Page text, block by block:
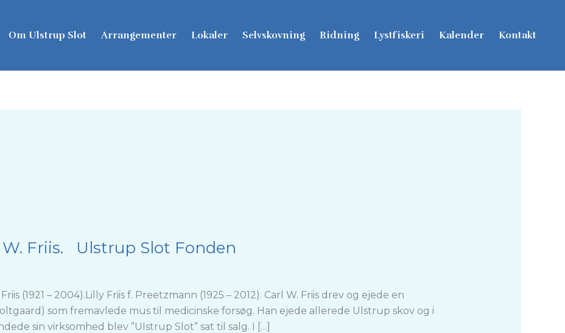
Om Ulstrup Slot Arrangementer Lokaler Selvskovning Ridning Lystfiskeri Kalender Kontakt
Friis. Ulstrup Slot Fonden
(1921 – 2004).Lilly Friis f. Preetzmann (1925 – 2012). Carl W. Friis drev og ejede en
som fremavlede mus til medicinske forsøg. Han ejede allerede Ulstrup skov og i
sin virksomhed blev ”Ulstrup Slot” sat til salg. I […]